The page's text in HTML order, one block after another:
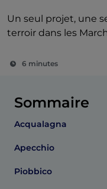
Un seul projet, une
terroir dans les
6 minutes
Sommaire
Acqualagna
Apecchio
Piobbico